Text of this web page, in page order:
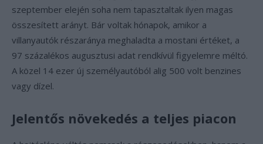
szeptember elején soha nem tapasztaltak ilyen magas
összesített arányt. Bár voltak hónapok, amikor a
villanyautók részaránya meghaladta a mostani értéket, a
97 százalékos augusztusi adat rendkívül figyelemre méltó.
A közel 14 ezer új személyautóból alig 500 volt benzines
vagy dízel.
Jelentős növekedés a teljes piacon